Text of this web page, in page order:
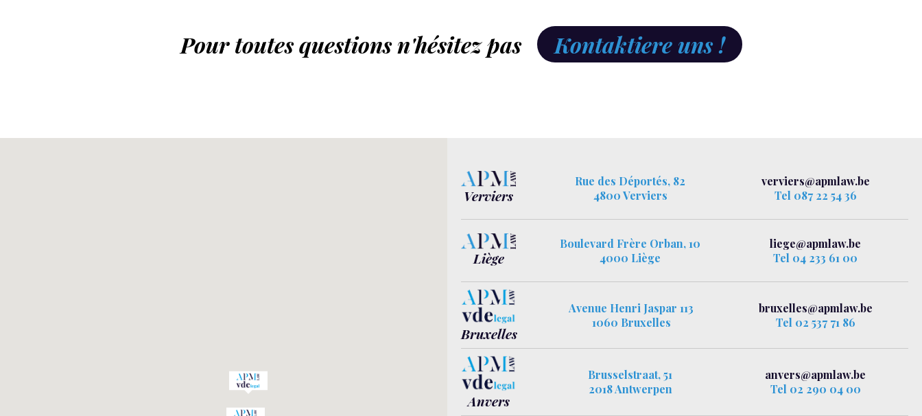
Pour toutes questions n'hésitez pas Kontaktiere uns !
Verviers
Rue des Déportés, 82
4800 Verviers
verviers@apmlaw.be
Tel 087 22 54 36
Liège
Boulevard Frère Orban, 10
4000 Liège
liege@apmlaw.be
Tel 04 233 61 00
Bruxelles
Avenue Henri Jaspar 113
1060 Bruxelles
bruxelles@apmlaw.be
Tel 02 537 71 86
Anvers
Brusselstraat, 51
2018 Antwerpen
anvers@apmlaw.be
Tel 02 290 04 00